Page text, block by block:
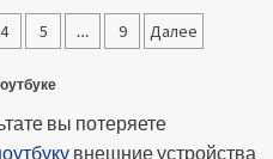
4 5 … 9 Далее
вы потеряете
внешние устройства